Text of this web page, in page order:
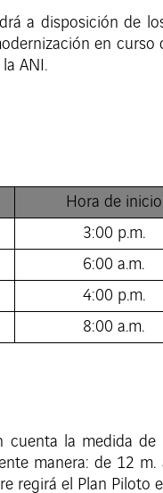
a disposición de
en
ANI.
Hora de inicio
3:00 p.m.
6:00 a.m.
4:00 p.m.
8:00 a.m.
cuenta la medida
manera: de 12
regirá el Plan Piloto